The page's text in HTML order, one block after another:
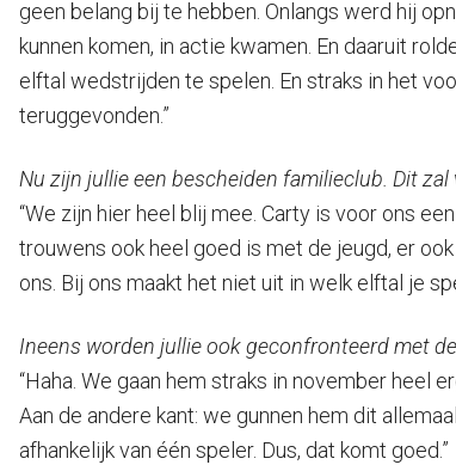
geen belang bij te hebben. Onlangs werd hij
kunnen komen, in actie kwamen. En daaruit
elftal wedstrijden te spelen. En straks in het
teruggevonden.”
Nu zijn jullie een bescheiden familieclub. Dit zal
“We zijn hier heel blij mee. Carty is voor ons
trouwens ook heel goed is met de jeugd, er
ons. Bij ons maakt het niet uit in welk elftal je
Ineens worden jullie ook geconfronteerd met
“Haha. We gaan hem straks in november heel
Aan de andere kant: we gunnen hem dit
afhankelijk van één speler. Dus, dat komt goed.”